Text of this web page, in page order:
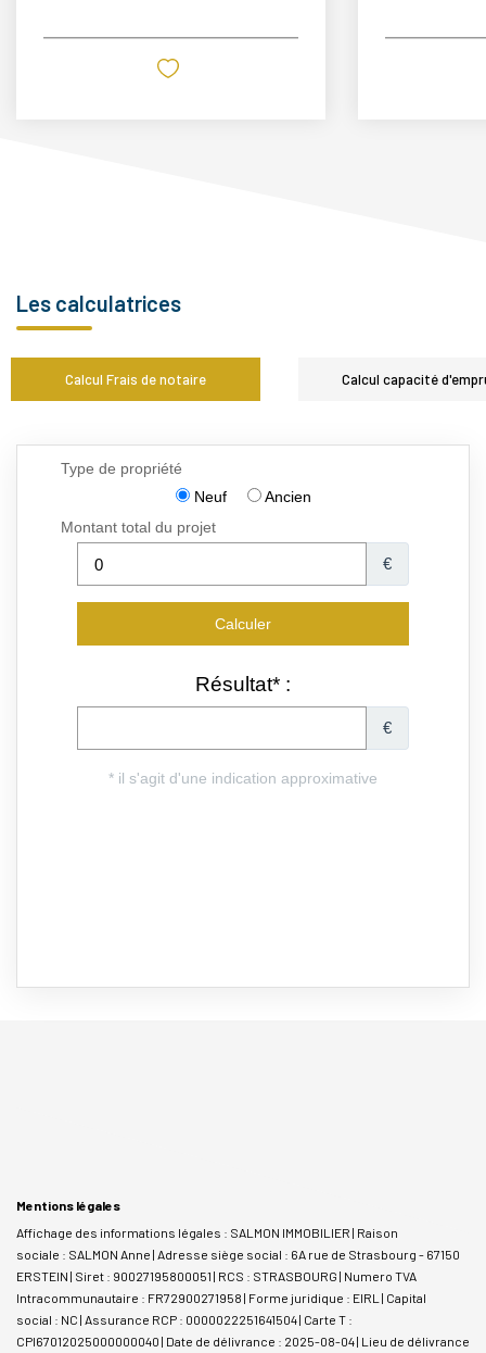
Les calculatrices
Calcul Frais de notaire Calcul capacité
Mentions légales
Affichage des informations légales : SALMON IMMOBILIER | Raison
sociale : SALMON Anne | Adresse siège social : 6A rue de Strasbourg - 67150
ERSTEIN | Siret : 90027195800051 | RCS : STRASBOURG | Numero TVA
Intracommunautaire : FR72900271958 | Forme juridique : EIRL | Capital
social : NC | Assurance RCP : 0000022251641504 | Carte T :
CPI67012025000000040 | Date de délivrance : 2025-08-04 | Lieu de délivrance